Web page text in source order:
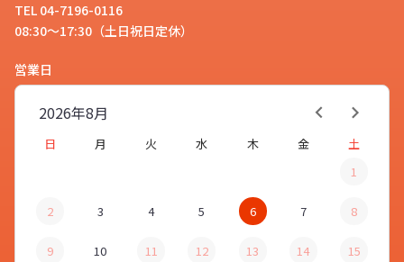
TEL 04-7196-0116
08:30～17:30（土日祝日定休）
営業日
8月
2026年
日 月 火 水 木 金
土
1
2 3 4 5 6 7 8
9 10 11 12 13 14 15